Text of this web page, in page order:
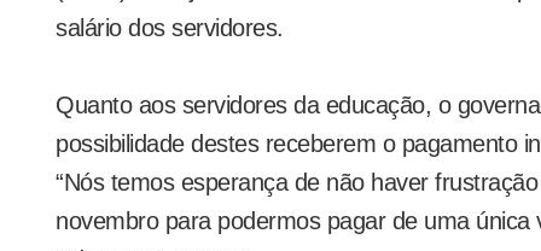
salário dos servidores.
Quanto aos servidores da educação, o
possibilidade destes receberem o pagamento
“Nós temos esperança de não haver
novembro para podermos pagar de uma única